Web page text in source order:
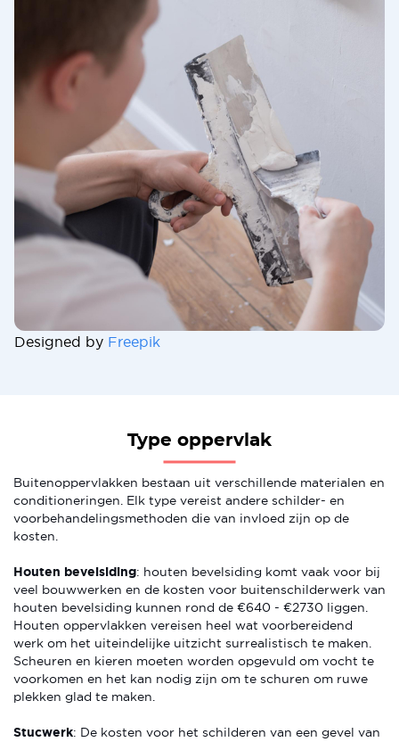
Designed by Freepik
Type oppervlak
Buitenoppervlakken bestaan uit verschillende materialen en
conditioneringen. Elk type vereist andere schilder- en
voorbehandelingsmethoden die van invloed zijn op de
kosten.
Houten bevelsiding: houten bevelsiding komt vaak voor bij
veel bouwwerken en de kosten voor buitenschilderwerk van
houten bevelsiding kunnen rond de €640 - €2730 liggen.
Houten oppervlakken vereisen heel wat voorbereidend
werk om het uiteindelijke uitzicht surrealistisch te maken.
Scheuren en kieren moeten worden opgevuld om vocht te
voorkomen en het kan nodig zijn om te schuren om ruwe
plekken glad te maken.
Stucwerk: De kosten voor het schilderen van een gevel van